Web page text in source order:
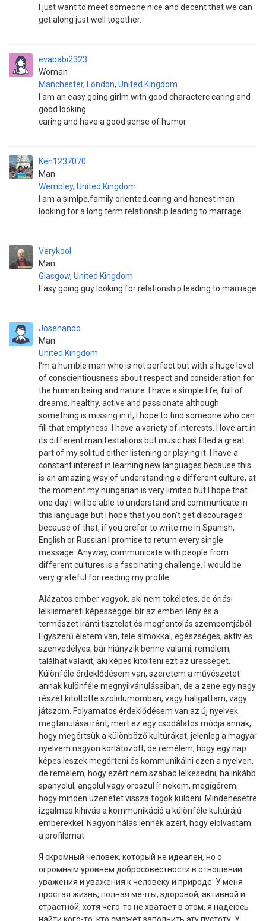
I just want to meet someone nice and decent that we can
get along just well together.
evababi2323
Woman
Manchester, London, United Kingdom
I am an easy going girlm with good characterc caring and
good looking
caring and have a good sense of humor
Ken1237070
Man
Wembley, United Kingdom
I am a simlpe,family oriented,caring and honest man
looking for a long term relationship leading to marrage.
Verykool
Man
Glasgow, United Kingdom
Easy going guy looking for relationship leading to marriage
Josenando
Man
United Kingdom
I'm a humble man who is not perfect but with a huge level
of conscientiousness about respect and consideration for
the human being and nature. I have a simple life, full of
dreams, healthy, active and passionate although
something is missing in it, I hope to find someone who can
fill that emptyness. I have a variety of interests, I love art in
its different manifestations but music has filled a great
part of my solitud either listening or playing it. I have a
constant interest in learning new languages because this
is an amazing way of understanding a different culture, at
the moment my hungarian is very limited but I hope that
one day I will be able to understand and communicate in
this language but I hope that you don't get discouraged
because of that, if you prefer to write me in Spanish,
English or Russian I promise to return every single
message. Anyway, communicate with people from
different cultures is a fascinating challenge. I would be
very grateful for reading my profile
Alázatos ember vagyok, aki nem tökéletes, de óriási
lelkiismereti képességgel bír az emberi lény és a
természet iránti tisztelet és megfontolás szempontjából.
Egyszerű életem van, tele álmokkal, egészséges, aktív és
szenvedélyes, bár hiányzik benne valami, remélem,
találhat valakit, aki képes kitölteni ezt az ürességet.
Különféle érdeklődésem van, szeretem a művészetet
annak különféle megnyilvánulásaiban, de a zene egy nagy
részét kitöltötte szolidumomban, vagy hallgattam, vagy
játszom. Folyamatos érdeklődésem van az új nyelvek
megtanulása iránt, mert ez egy csodálatos módja annak,
hogy megértsük a különböző kultúrákat, jelenleg a magyar
nyelvem nagyon korlátozott, de remélem, hogy egy nap
képes leszek megérteni és kommunikálni ezen a nyelven,
de remélem, hogy ezért nem szabad lelkesedni, ha inkább
spanyolul, angolul vagy oroszul ír nekem, megígérem,
hogy minden üzenetet vissza fogok küldeni. Mindenesetre
izgalmas kihívás a kommunikáció a különféle kultúrájú
emberekkel. Nagyon hálás lennék azért, hogy elolvastam
a profilomat
Я скромный человек, который не идеален, но с
огромным уровнем добросовестности в отношении
уважения и уважения к человеку и природе. У меня
простая жизнь, полная мечты, здоровой, активной и
страстной, хотя чего-то не хватает в этом, я надеюсь